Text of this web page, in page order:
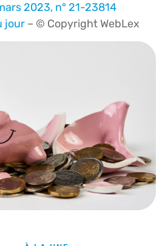
2023, n° 21-23814
jour – © Copyright WebLex